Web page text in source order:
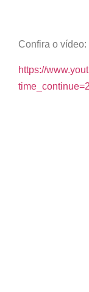
Confira o vídeo:
https://